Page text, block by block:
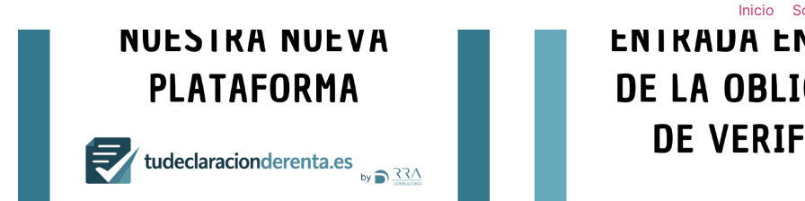
Inicio